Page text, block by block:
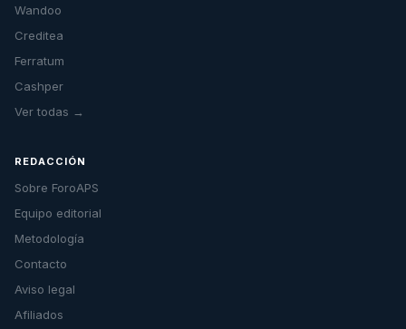
Wandoo
Creditea
Ferratum
Cashper
Ver todas →
REDACCIÓN
Sobre ForoAPS
Equipo editorial
Metodología
Contacto
Aviso legal
Afiliados